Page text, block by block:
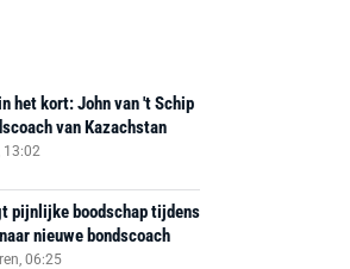
het kort: John van 't Schip
van Kazachstan
13:02
pijnlijke boodschap tijdens
nieuwe bondscoach
06:25